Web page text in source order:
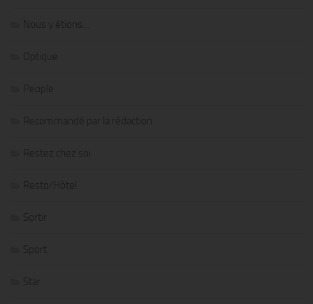
Nous y étions…
Optique
People
Recommandé par la rédaction
Restez chez soi
Resto/Hôtel
Sortir
Sport
Star